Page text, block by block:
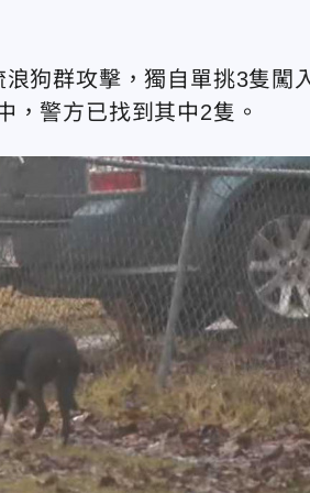
狗群攻擊，獨自單挑3隻闖
，警方已找到其中2隻。